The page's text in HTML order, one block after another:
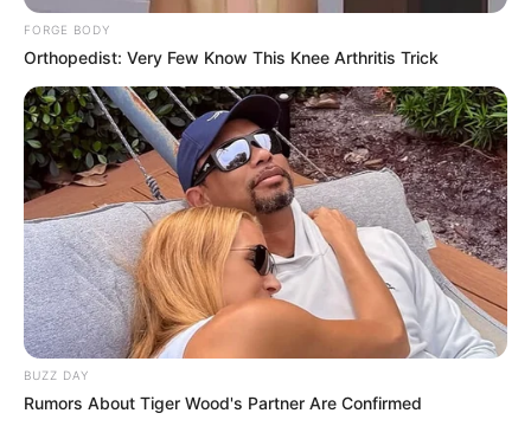
najbliższych dniach.
Co obejrzeć na Netflix? Charlie Hunnamw
serialu„Potwór: Historia Eda Geina”
FORGE BODY
Orthopedist: Very Few Know This Knee Arthritis Trick
BUZZ DAY
Rumors About Tiger Wood's Partner Are Confirmed